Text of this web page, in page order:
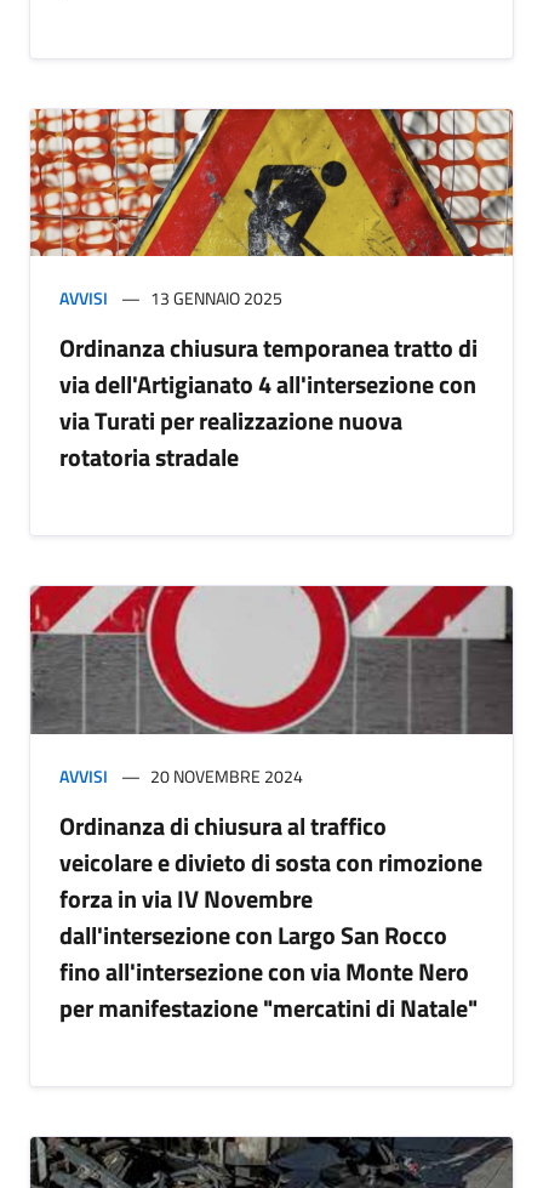
AVVISI 13 GENNAIO 2025
Ordinanza chiusura temporanea tratto di
via dell'Artigianato 4 all'intersezione con
via Turati per realizzazione nuova
rotatoria stradale
AVVISI 20 NOVEMBRE 2024
Ordinanza di chiusura al traffico
veicolare e divieto di sosta con rimozione
forza in via IV Novembre
dall'intersezione con Largo San Rocco
fino all'intersezione con via Monte Nero
per manifestazione "mercatini di Natale"